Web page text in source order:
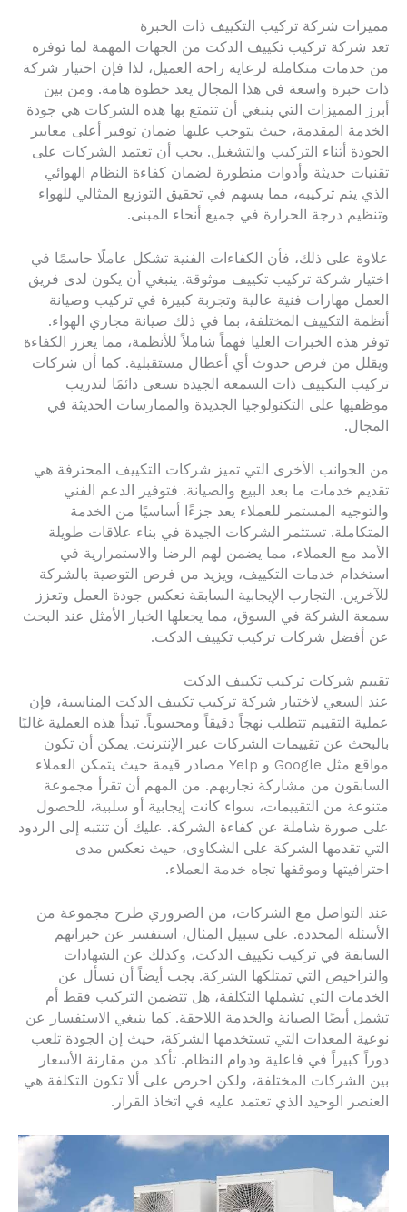
مميزات شركة تركيب التكييف ذات الخبرة
تعد شركة تركيب تكييف الدكت من الجهات المهمة لما توفره
من خدمات متكاملة لرعاية راحة العميل، لذا فإن اختيار شركة
ذات خبرة واسعة في هذا المجال يعد خطوة هامة. ومن بين
أبرز المميزات التي ينبغي أن تتمتع بها هذه الشركات هي جودة
الخدمة المقدمة، حيث يتوجب عليها ضمان توفير أعلى معايير
الجودة أثناء التركيب والتشغيل. يجب أن تعتمد الشركات على
تقنيات حديثة وأدوات متطورة لضمان كفاءة النظام الهوائي
الذي يتم تركيبه، مما يسهم في تحقيق التوزيع المثالي للهواء
وتنظيم درجة الحرارة في جميع أنحاء المبنى.
علاوة على ذلك، فأن الكفاءات الفنية تشكل عاملًا حاسمًا في
اختيار شركة تركيب تكييف موثوقة. ينبغي أن يكون لدى فريق
العمل مهارات فنية عالية وتجربة كبيرة في تركيب وصيانة
أنظمة التكييف المختلفة، بما في ذلك صيانة مجاري الهواء.
توفر هذه الخبرات العليا فهماً شاملاً للأنظمة، مما يعزز الكفاءة
ويقلل من فرص حدوث أي أعطال مستقبلية. كما أن شركات
تركيب التكييف ذات السمعة الجيدة تسعى دائمًا لتدريب
موظفيها على التكنولوجيا الجديدة والممارسات الحديثة في
المجال.
من الجوانب الأخرى التي تميز شركات التكييف المحترفة هي
تقديم خدمات ما بعد البيع والصيانة. فتوفير الدعم الفني
والتوجيه المستمر للعملاء يعد جزءًا أساسيًا من الخدمة
المتكاملة. تستثمر الشركات الجيدة في بناء علاقات طويلة
الأمد مع العملاء، مما يضمن لهم الرضا والاستمرارية في
استخدام خدمات التكييف، ويزيد من فرص التوصية بالشركة
للآخرين. التجارب الإيجابية السابقة تعكس جودة العمل وتعزز
سمعة الشركة في السوق، مما يجعلها الخيار الأمثل عند البحث
عن أفضل شركات تركيب تكييف الدكت.
تقييم شركات تركيب تكييف الدكت
عند السعي لاختيار شركة تركيب تكييف الدكت المناسبة، فإن
عملية التقييم تتطلب نهجاً دقيقاً ومحسوباً. تبدأ هذه العملية غالبًا
بالبحث عن تقييمات الشركات عبر الإنترنت. يمكن أن تكون
مواقع مثل Google و Yelp مصادر قيمة حيث يتمكن العملاء
السابقون من مشاركة تجاربهم. من المهم أن تقرأ مجموعة
متنوعة من التقييمات، سواء كانت إيجابية أو سلبية، للحصول
على صورة شاملة عن كفاءة الشركة. عليك أن تنتبه إلى الردود
التي تقدمها الشركة على الشكاوى، حيث تعكس مدى
احترافيتها وموقفها تجاه خدمة العملاء.
عند التواصل مع الشركات، من الضروري طرح مجموعة من
الأسئلة المحددة. على سبيل المثال، استفسر عن خبراتهم
السابقة في تركيب تكييف الدكت، وكذلك عن الشهادات
والتراخيص التي تمتلكها الشركة. يجب أيضاً أن تسأل عن
الخدمات التي تشملها التكلفة، هل تتضمن التركيب فقط أم
تشمل أيضًا الصيانة والخدمة اللاحقة. كما ينبغي الاستفسار عن
نوعية المعدات التي تستخدمها الشركة، حيث إن الجودة تلعب
دوراً كبيراً في فاعلية ودوام النظام. تأكد من مقارنة الأسعار
بين الشركات المختلفة، ولكن احرص على ألا تكون التكلفة هي
العنصر الوحيد الذي تعتمد عليه في اتخاذ القرار.